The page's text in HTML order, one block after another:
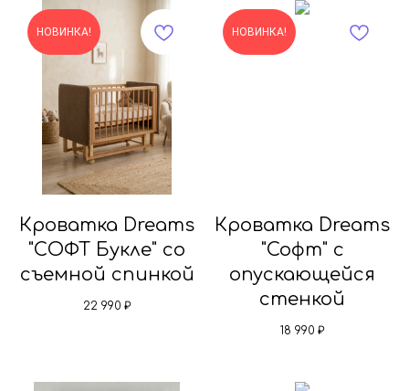
НОВИНКА!
Кроватка Dreams
"СОФТ Букле" со
съемной спинкой
22 990 ₽
НОВИНКА!
Кроватка Dreams
"Софт" с
опускающейся
стенкой
18 990 ₽